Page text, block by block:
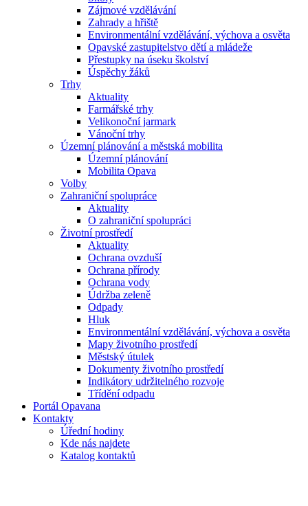
Zájmové vzdělávání
Zahrady a hřiště
Environmentální vzdělávání, výchova a osvěta
Opavské zastupitelstvo dětí a mládeže
Přestupky na úseku školství
Úspěchy žáků
Trhy
Aktuality
Farmářské trhy
Velikonoční jarmark
Vánoční trhy
Územní plánování a městská mobilita
Územní plánování
Mobilita Opava
Volby
Zahraniční spolupráce
Aktuality
O zahraniční spolupráci
Životní prostředí
Aktuality
Ochrana ovzduší
Ochrana přírody
Ochrana vody
Údržba zeleně
Odpady
Hluk
Environmentální vzdělávání, výchova a osvěta
Mapy životního prostředí
Městský útulek
Dokumenty životního prostředí
Indikátory udržitelného rozvoje
Třídění odpadu
Portál Opavana
Kontakty
Úřední hodiny
Kde nás najdete
Katalog kontaktů